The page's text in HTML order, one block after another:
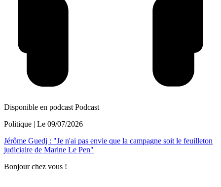
Disponible en podcast Podcast
Politique | Le 09/07/2026
Jérôme Guedj : "Je n'ai pas envie que la campagne soit le feuilleton
judiciaire de Marine Le Pen"
Bonjour chez vous !